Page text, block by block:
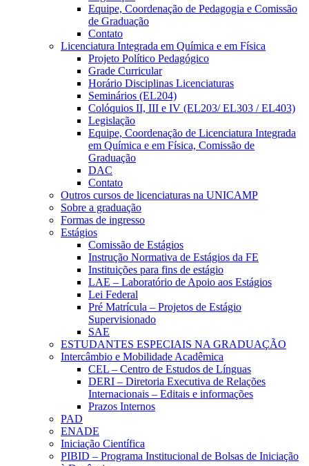
Equipe, Coordenação de Pedagogia e Comissão
de Graduação
Contato
Licenciatura Integrada em Química e em Física
Projeto Político Pedagógico
Grade Curricular
Horário Disciplinas Licenciaturas
Seminários (EL204)
Colóquios II, III e IV (EL203/ EL303 / EL403)
Legislação
Equipe, Coordenação de Licenciatura Integrada
em Química e em Física, Comissão de
Graduação
DAC
Contato
Outros cursos de licenciaturas na UNICAMP
Sobre a graduação
Formas de ingresso
Estágios
Comissão de Estágios
Instrução Normativa de Estágios da FE
Instituições para fins de estágio
LAE – Laboratório de Apoio aos Estágios
Lei Federal
Pré Matrícula – Projetos de Estágio
Supervisionado
SAE
ESTUDANTES ESPECIAIS NA GRADUAÇÃO
Intercâmbio e Mobilidade Acadêmica
CEL – Centro de Estudos de Línguas
DERI – Diretoria Executiva de Relações
Internacionais – Editais e informações
Prazos Internos
PAD
ENADE
Iniciação Científica
PIBID – Programa Institucional de Bolsas de Iniciação